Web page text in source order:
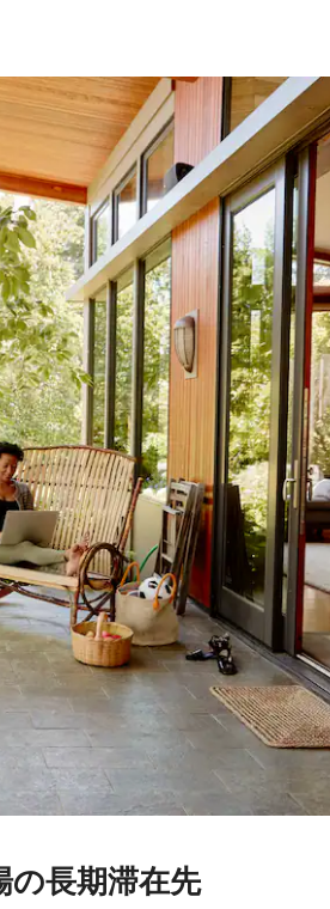
たはスワイプして検索結果を確認するこ
の長期滞在先